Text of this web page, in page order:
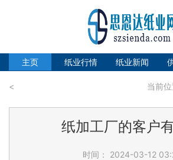
主页 纸业行情 纸业新闻
< 当前位
纸加工厂的客户
时间： 2024-03-12